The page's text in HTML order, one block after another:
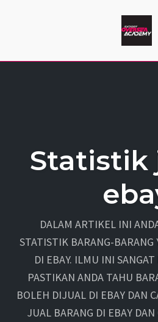
Statistik
DALAM ARTIKEL INI
STATISTIK BARANG-
DI EBAY. ILMU INI
PASTIKAN ANDA TAHU
BOLEH DIJUAL DI EBAY DAN
JUAL BARANG DI EBAY